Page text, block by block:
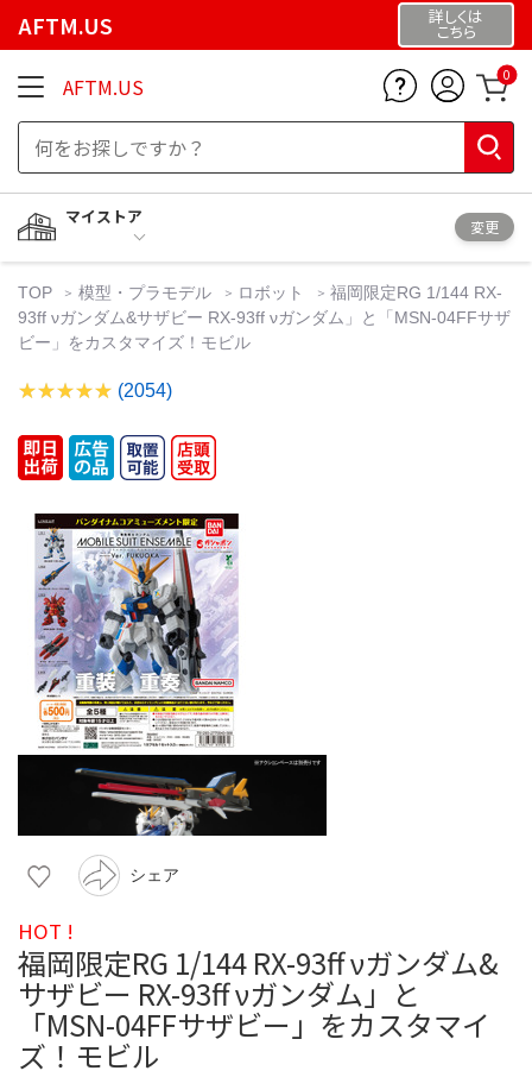
AFTM.US 詳しくは
こちら
AFTM.US 0
マイストア
変更
TOP 模型・プラモデル ロボット
福岡限定RG 1/144 RX-
93ff νガンダム&サザビー RX-93ff νガンダム」と「MSN-04FFサザ
ビー」をカスタマイズ！モビル
(2054)
シェア
HOT !
福岡限定RG 1/144 RX-93ff νガンダム&
サザビー RX-93ff νガンダム」と
「MSN-04FFサザビー」をカスタマイ
ズ！モビル